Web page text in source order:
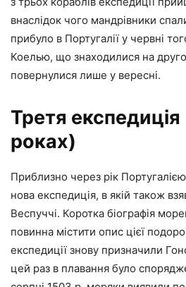
внаслідок чого мандрівники
прибуло в Португалії у червні
Коелью, що знаходилися на
повернулися лише у вересні.
Третя
роках)
Приблизно через рік
нова експедиція, в якій також
Веспуччі. Коротка біографія
повинна містити опис цієї
експедиції знову призначили
цей раз в плавання було